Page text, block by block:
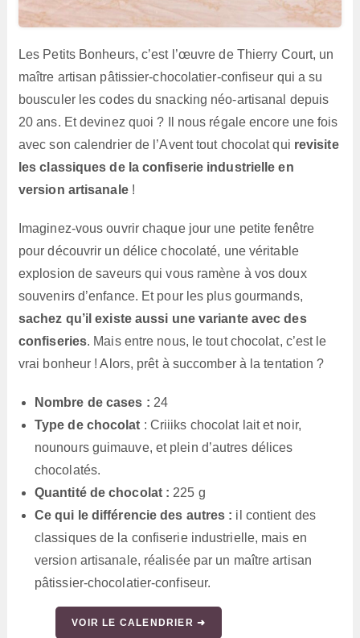
Les Petits Bonheurs, c’est l’œuvre de Thierry Court, un
maître artisan pâtissier-chocolatier-confiseur qui a su
bousculer les codes du snacking néo-artisanal depuis
20 ans. Et devinez quoi ? Il nous régale encore une fois
avec son calendrier de l’Avent tout chocolat qui revisite
les classiques de la confiserie industrielle en
version artisanale!
Imaginez-vous ouvrir chaque jour une petite fenêtre
pour découvrir un délice chocolaté, une véritable
explosion de saveurs qui vous ramène à vos doux
souvenirs d’enfance. Et pour les plus gourmands,
sachez qu’il existe aussi une variante avec des
confiseries. Mais entre nous, le tout chocolat, c’est le
vrai bonheur ! Alors, prêt à succomber à la tentation ?
Nombre de cases : 24
Type de chocolat : Criiiks chocolat lait et noir,
nounours guimauve, et plein d’autres délices
chocolatés.
Quantité de chocolat : 225 g
Ce qui le différencie des autres : il contient des
classiques de la confiserie industrielle, mais en
version artisanale, réalisée par un maître artisan
pâtissier-chocolatier-confiseur.
VOIR LE CALENDRIER ➜